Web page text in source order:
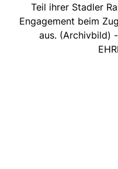
Teil ihrer Stadler
Engagement beim
aus. (Archivbild)